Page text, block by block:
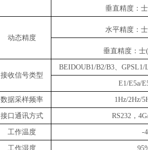
垂直精度：士
动态精度
水平精度：士
垂直精度：士
接收信号类型
BEIDOUB1/B2/B3、
E1/E5a/
数据采样频率 1Hz/2Hz/
接口通讯方式 RS232，
工作温度 -
工作湿度